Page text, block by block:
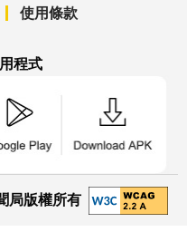
使用條款
程式
局版權所有